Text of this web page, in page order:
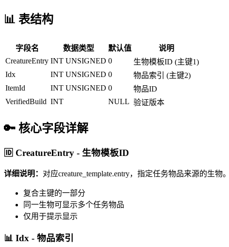
📊 表结构
字段名 数据类型 默认值
说明
CreatureEntry INT UNSIGNED 0
生物模板ID (主键1)
Idx
INT UNSIGNED 0
物品索引 (主键2)
ItemId
INT UNSIGNED 0
物品ID
VerifiedBuild INT NULL 验证版本
🔑 核心字段详解
🆔 CreatureEntry - 生物模板ID
详细说明： 对应creature_template.entry，指定任务物品来源的生物。
复合主键的一部分
同一生物可显示多个任务物品
仅用于提示显示
📊 Idx - 物品索引